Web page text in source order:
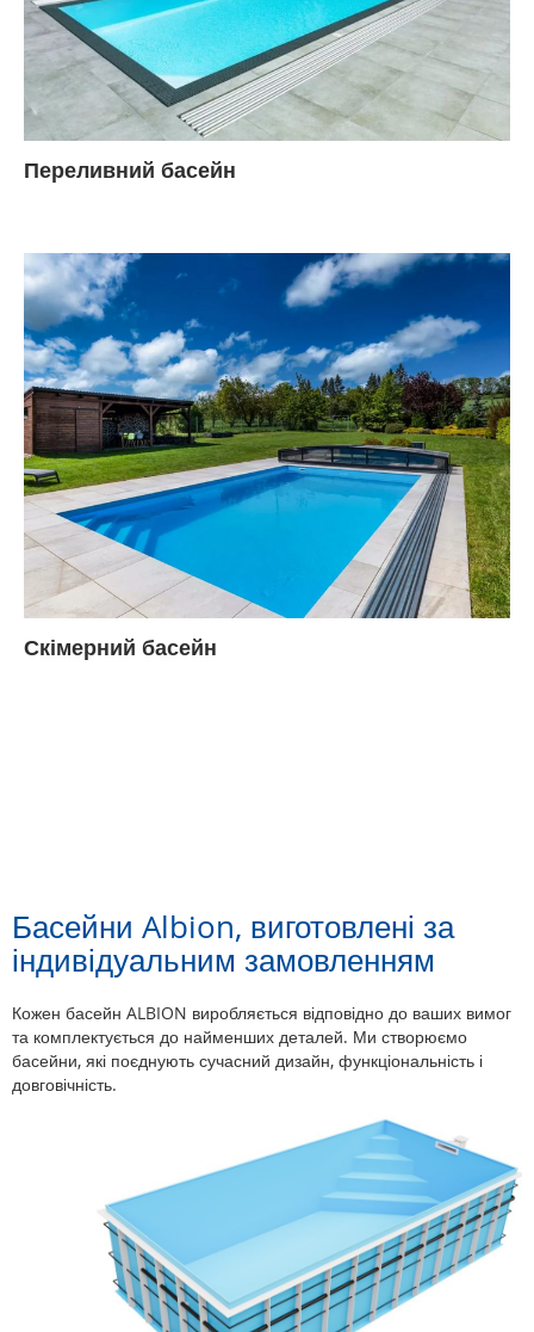
Переливний басейн
Скімерний басейн
Басейни Albion, виготовлені за
індивідуальним замовленням
Кожен басейн ALBION виробляється відповідно до ваших вимог
та комплектується до найменших деталей. Ми створюємо
басейни, які поєднують сучасний дизайн, функціональність і
довговічність.